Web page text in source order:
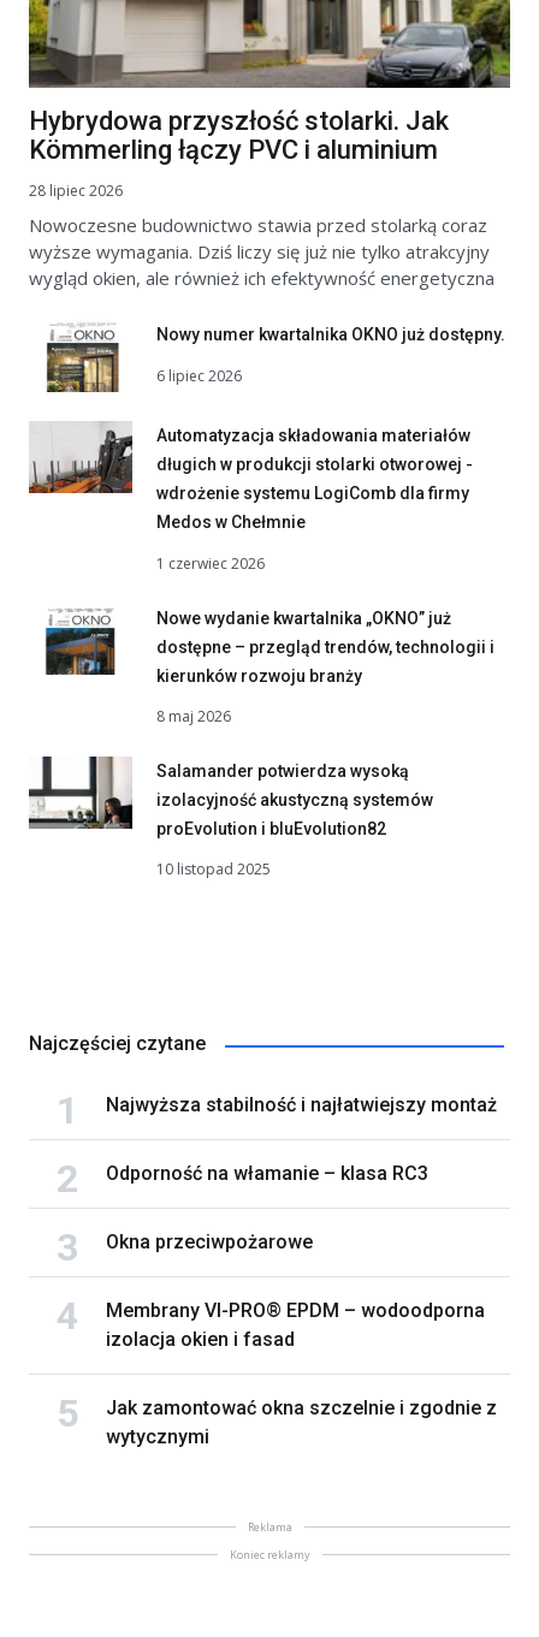
Hybrydowa przyszłość stolarki. Jak
Kömmerling łączy PVC i aluminium
28 lipiec 2026
Nowoczesne budownictwo stawia przed stolarką coraz
wyższe wymagania. Dziś liczy się już nie tylko atrakcyjny
wygląd okien, ale również ich efektywność energetyczna
Nowy numer kwartalnika OKNO już dostępny.
6 lipiec 2026
Automatyzacja składowania materiałów
długich w produkcji stolarki otworowej -
wdrożenie systemu LogiComb dla firmy
Medos w Chełmnie
1 czerwiec 2026
Nowe wydanie kwartalnika „OKNO” już
dostępne – przegląd trendów, technologii i
kierunków rozwoju branży
8 maj 2026
Salamander potwierdza wysoką
izolacyjność akustyczną systemów
proEvolution i bluEvolution82
10 listopad 2025
Najczęściej czytane
Najwyższa stabilność i najłatwiejszy montaż
Odporność na włamanie – klasa RC3
Okna przeciwpożarowe
Membrany VI-PRO® EPDM – wodoodporna
izolacja okien i fasad
Jak zamontować okna szczelnie i zgodnie z
wytycznymi
Reklama
Koniec reklamy